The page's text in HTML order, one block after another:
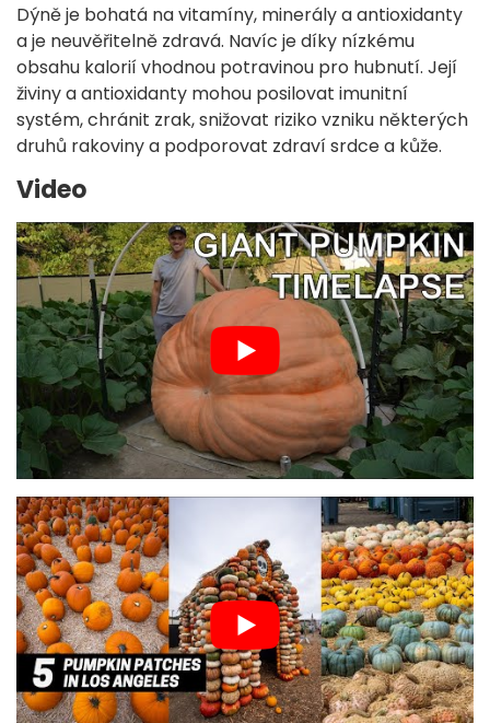
Dýně je bohatá na vitamíny, minerály a antioxidanty
a je neuvěřitelně zdravá. Navíc je díky nízkému
obsahu kalorií vhodnou potravinou pro hubnutí. Její
živiny a antioxidanty mohou posilovat imunitní
systém, chránit zrak, snižovat riziko vzniku některých
druhů rakoviny a podporovat zdraví srdce a kůže.
Video